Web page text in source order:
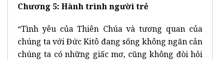
Chương 5: Hành trình người trẻ
“Tình yêu của Thiên Chúa và tương quan của
chúng ta với Đức Kitô đang sống không ngăn cản
chúng ta có những giấc mơ, cũng không đòi hỏi